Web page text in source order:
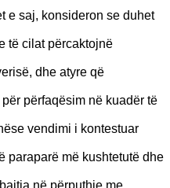
e saj, konsideron se duhet
të cilat përcaktojnë
dhe atyre që
përfaqësim në kuadër të
vendimi i kontestuar
paraparë më kushtetutë dhe
në përputhje me